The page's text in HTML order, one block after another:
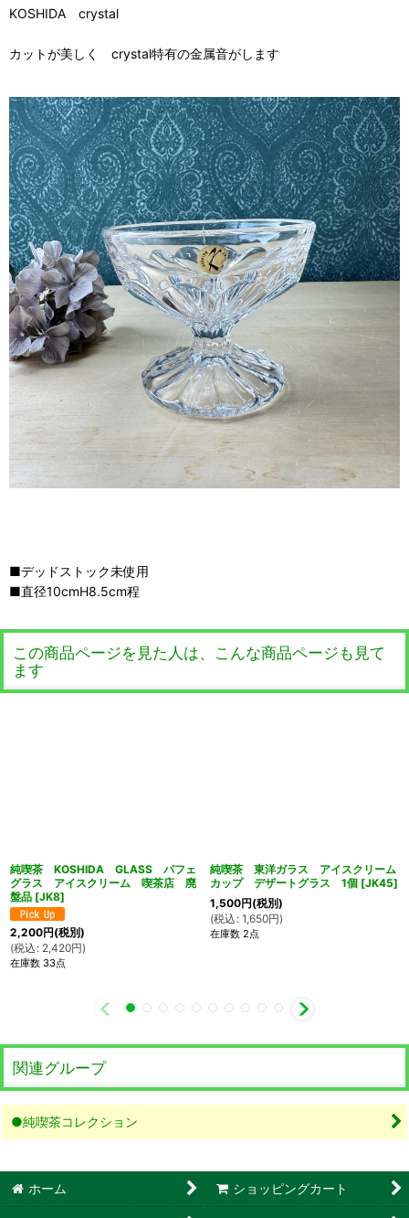
KOSHIDA crystal
カットが美しく crystal特有の金属音がします
■デッドストック未使用
■直径10cmH8.5cm程
この商品ページを見た人は、こんな商品ページも見て
ます
純喫茶 KOSHIDA GLASS パフェ
グラス アイスクリーム 喫茶店 廃
盤品 [JK8]
2,200円(税別)
(税込 : 2,420円)
在庫数 33点
純喫茶 東洋ガラス アイスクリーム
カップ デザートグラス 1個 [JK45]
1,500円(税別)
(税込 : 1,650円)
在庫数 2点
関連グループ
●純喫茶コレクション
ホーム ショッピングカート